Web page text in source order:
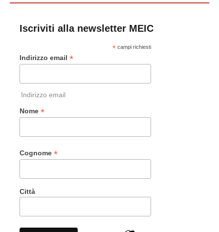
Iscriviti alla newsletter MEIC
*campi richiesti
Indirizzo email *
Indirizzo email
Nome *
Cognome *
Città